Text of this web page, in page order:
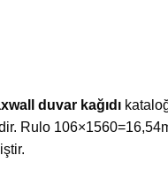
duvar kağıdı
Rulo